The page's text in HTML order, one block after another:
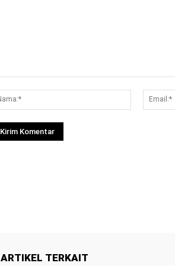
Nama:*
ARTIKEL TERKAIT